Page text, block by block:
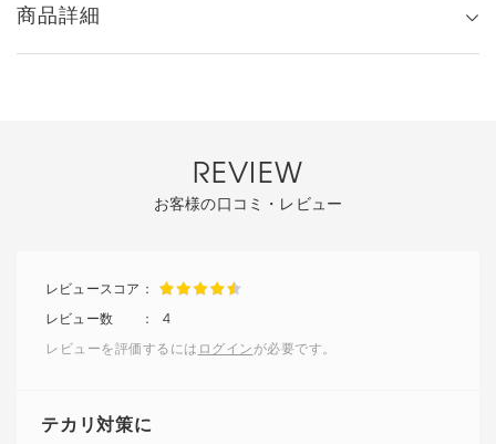
商品詳細
REVIEW
お客様の口コミ・レビュー
4
レビューを評価するには ログイン が必要です。
テカリ対策に